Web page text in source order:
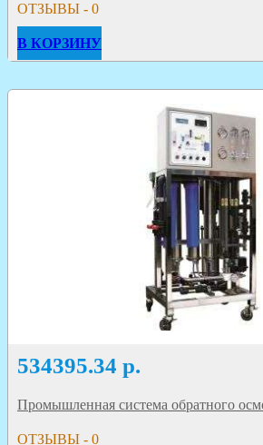
ОТЗЫВЫ - 0
В КОРЗИНУ
534395.34 р.
Промышленная система обратного
ОТЗЫВЫ - 0